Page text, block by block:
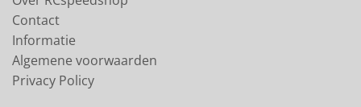
Contact
Informatie
Algemene voorwaarden
Privacy Policy